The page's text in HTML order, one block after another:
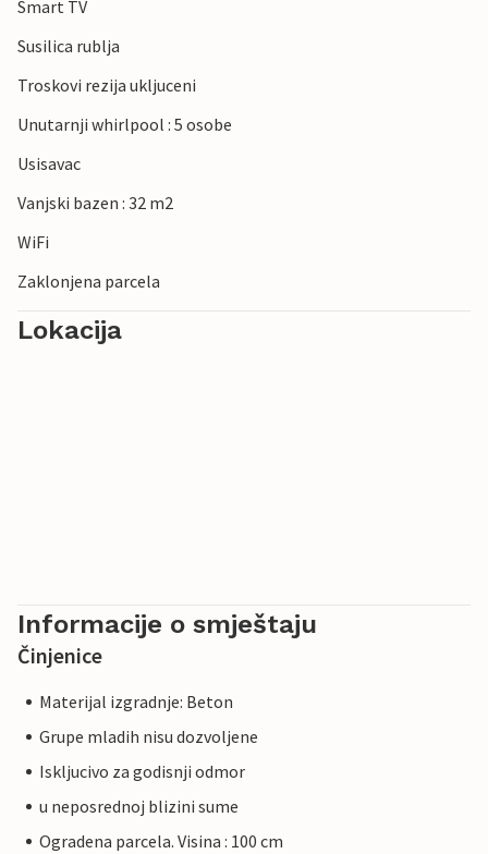
Smart TV
Susilica rublja
Troskovi rezija ukljuceni
Unutarnji whirlpool : 5 osobe
Usisavac
Vanjski bazen : 32 m2
WiFi
Zaklonjena parcela
Lokacija
Informacije o smještaju
Činjenice
Materijal izgradnje: Beton
Grupe mladih nisu dozvoljene
Iskljucivo za godisnji odmor
u neposrednoj blizini sume
Ogradena parcela. Visina : 100 cm